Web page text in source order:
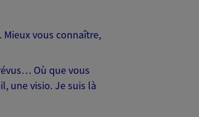
Mieux vous connaître,
Où que vous
une visio. Je suis là